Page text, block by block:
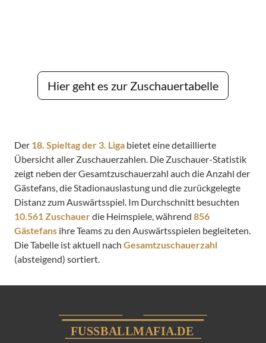
Hier geht es zur Zuschauertabelle
Der 18. Spieltag der 3. Liga bietet eine detaillierte
Übersicht aller Zuschauerzahlen. Die Zuschauer-Statistik
zeigt neben der Gesamtzuschauerzahl auch die Anzahl der
Gästefans, die Stadionauslastung und die zurückgelegte
Distanz zum Auswärtsspiel. Im Durchschnitt besuchten
10.561 Zuschauerdie Heimspiele, während 856
Gästefans ihre Teams zu den Auswärtsspielen begleiteten.
Die Tabelle ist aktuell nach Gesamtzuschauerzahl
(absteigend) sortiert.